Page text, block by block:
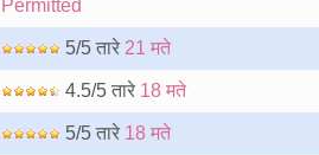
Permitted
5/5 तारे 21 मते
4.5/5 तारे 18 मते
5/5 तारे 18 मते